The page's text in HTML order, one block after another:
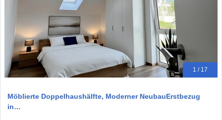
1 / 17
Möblierte Doppelhaushälfte, Moderner NeubauErstbezug
in…